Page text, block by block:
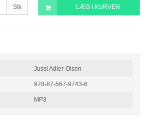
Stk LÆG I KURVEN
Jussi Adler-Olsen
978-87-567-9743-6
MP3